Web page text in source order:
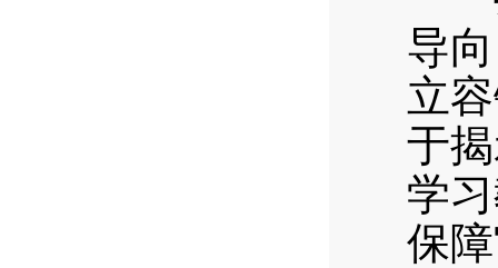
导
立
于
学
保